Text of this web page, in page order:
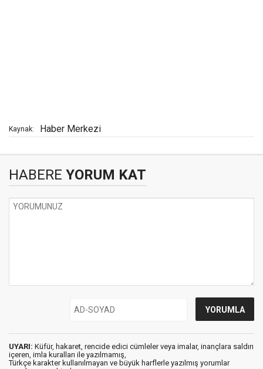
Kaynak: Haber Merkezi
HABERE YORUM KAT
UYARI: Küfür, hakaret, rencide edici cümleler veya imalar, inançlara saldırı
içeren, imla kuralları ile yazılmamış,
Türkçe karakter kullanılmayan ve büyük harflerle yazılmış yorumlar